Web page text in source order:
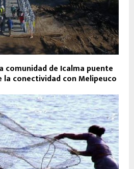
comunidad de Icalma puente
la conectividad con Melipeuco